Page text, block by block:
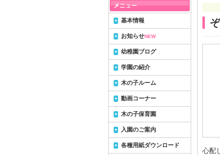
心配
基本情報
お知らせNEW
幼稚園ブログ
学園の紹介
木の子ルーム
動画コーナー
木の子保育園
入園のご案内
各種用紙ダウンロード